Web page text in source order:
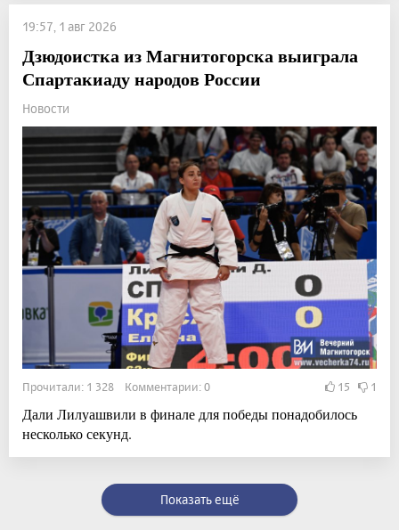
19:57, 1 авг 2026
Дзюдоистка из Магнитогорска выиграла
Спартакиаду народов России
Новости
Прочитали: 1 328 Комментарии: 0 15 1
Дали Лилуашвили в финале для победы понадобилось
несколько секунд.
Показать ещё